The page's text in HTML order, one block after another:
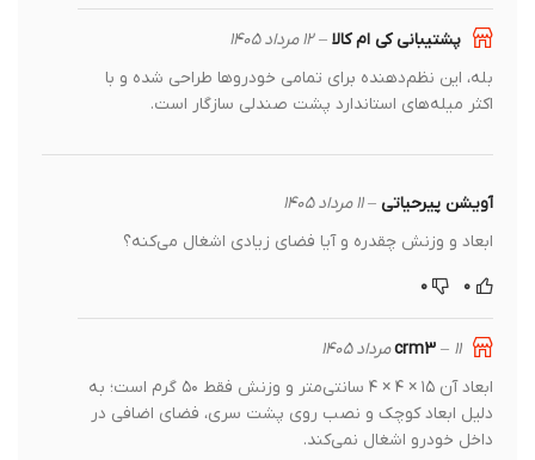
پشتیبانی کی ام کالا– ۱۲ مرداد ۱۴۰۵
بله، این نظم‌دهنده برای تمامی خودروها طراحی شده و با
اکثر میله‌های استاندارد پشت صندلی سازگار است.
آویشن پیرحیاتی– ۱۱ مرداد ۱۴۰۵
ابعاد و وزنش چقدره و آیا فضای زیادی اشغال می‌کنه؟
– ۱۱ مرداد ۱۴۰۵
ابعاد آن ۱۵ × ۴ × ۴ سانتی‌متر و وزنش فقط ۵۰ گرم است؛ به
دلیل ابعاد کوچک و نصب روی پشت سری، فضای اضافی در
داخل خودرو اشغال نمی‌کند.